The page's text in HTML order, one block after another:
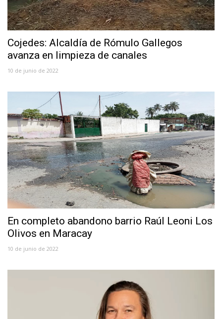
Cojedes: Alcaldía de Rómulo Gallegos
avanza en limpieza de canales
10 de junio de 2022
En completo abandono barrio Raúl Leoni Los
Olivos en Maracay
10 de junio de 2022